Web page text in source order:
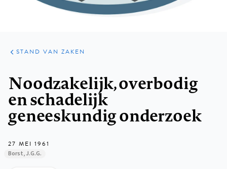
ARTIKELEN
PRAKTIJK
STAND VAN ZAKEN
Noodzakelijk, overbodig
en schadelijk
geneeskundig onderzoek
27 MEI 1961
Borst, J.G.G.